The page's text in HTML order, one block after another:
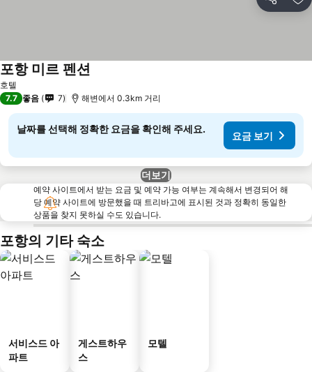
공유 즐
호텔
포항 미르 펜션
7.7 좋음 7 해변에서 0.3km 거리
날짜를 선택해 정확한 요금을 확인해 주세요.
요금 보기
더보기
예약 사이트에서 받는 요금 및 예약 가능 여부는 계속해서 변경되어 해
당 예약 사이트에 방문했을 때 트리바고에 표시된 것과 정확히 동일한
상품을 찾지 못하실 수도 있습니다.
포항의 기타 숙소
서비스드 아
파트
게스트하우
스
모텔